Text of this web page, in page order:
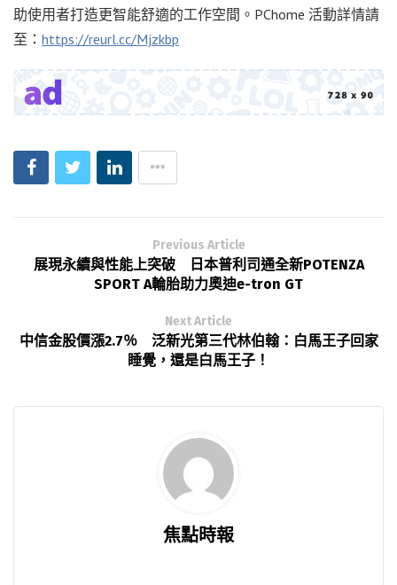
助使用者打造更智能舒適的工作空間。PChome 活動詳情請
至： https://reurl.cc/Mjzkbp
Previous Article
展現永續與性能上突破 日本普利司通全新POTENZA
SPORT A輪胎助力奧迪e-tron GT
Next Article
中信金股價漲2.7％ 泛新光第三代林伯翰：白馬王子回家
睡覺，還是白馬王子！
焦點時報